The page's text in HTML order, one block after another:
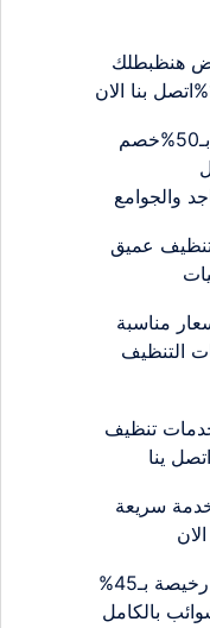
هنظبطلك
شركة تنظيف مساجد بالرياض بـ50%خصم
والجوامع
عميق
مناسبة
التنظيف
تنظيف
سريعة
شركة تنظيف خزانات بالرياض رخيصة بـ45%
بالكامل